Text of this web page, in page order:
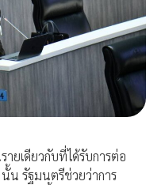
ยเดียวกับที่ได้รับการต่อ
น รัฐมนตรีช่วยว่าการ